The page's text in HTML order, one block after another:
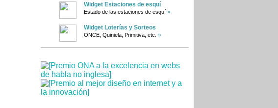
Widget Estaciones de esquí
Estado de las estaciones de esquí »
Widget Loterías y Sorteos
ONCE, Quiniela, Primitiva, etc. »